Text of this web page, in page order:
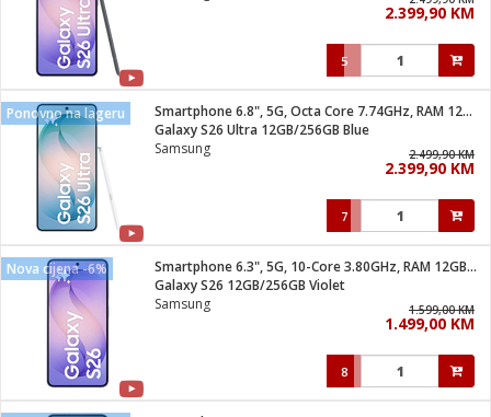
2.399,90 KM
5
Ponovno na lageru
Smartphone 6.8", 5G, Octa Core 7.74GHz, RAM 12GB, 200Mpixel
Galaxy S26 Ultra 12GB/256GB Blue
Samsung
2.499,90 KM
2.399,90 KM
7
Nova cijena -6%
Smartphone 6.3", 5G, 10-Core 3.80GHz, RAM 12GB, 50Mpixel
Galaxy S26 12GB/256GB Violet
Samsung
1.599,00 KM
1.499,00 KM
8